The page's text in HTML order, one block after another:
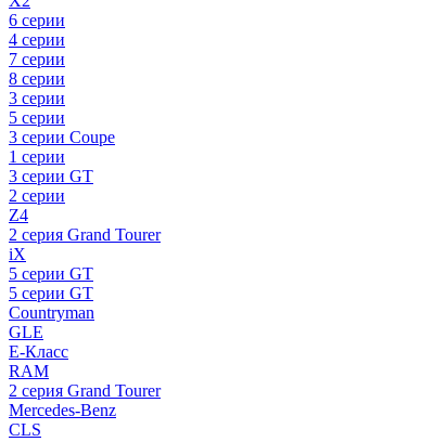
6 серии
4 серии
7 серии
8 серии
3 серии
5 серии
3 серии Coupe
1 серии
3 серии GT
2 серии
Z4
2 серия Grand Tourer
iX
5 серии GT
5 серии GT
Countryman
GLE
E-Класс
RAM
2 серия Grand Tourer
Mercedes-Benz
CLS